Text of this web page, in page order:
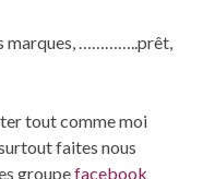
marques, …………..prêt,
tout comme moi
faites nous
groupefacebook